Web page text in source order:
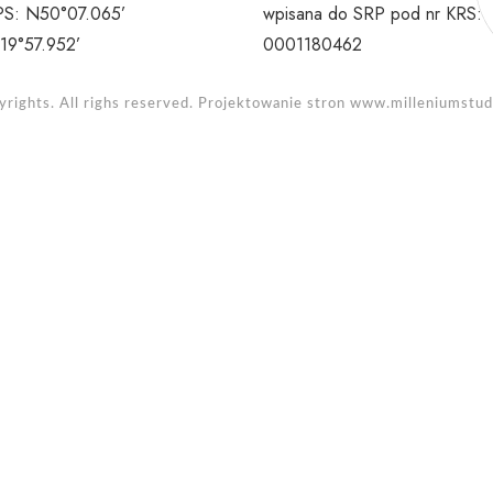
N50°07.065’
wpisana do SRP pod nr KRS:
0001180462
All righs reserved. Projektowanie stron